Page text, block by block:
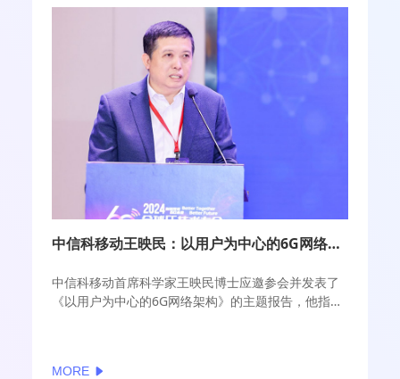
中信科移动王映民：以用户为中心的6G网络架构，提供极致体验
中信科移动首席科学家王映民博士应邀参会并发表了
《以用户为中心的6G网络架构》的主题报告，他指
MORE